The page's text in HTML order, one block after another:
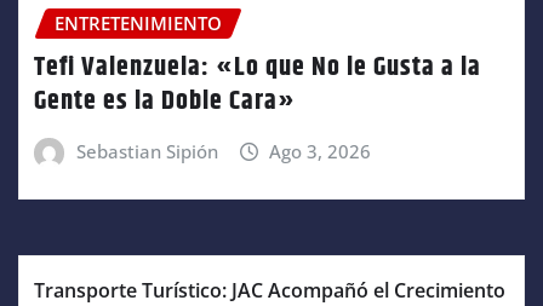
ENTRETENIMIENTO
Tefi Valenzuela: «Lo que No le Gusta a la
Gente es la Doble Cara»
Sebastian Sipión Ago 3, 2026
Transporte Turístico: JAC Acompañó el Crecimiento